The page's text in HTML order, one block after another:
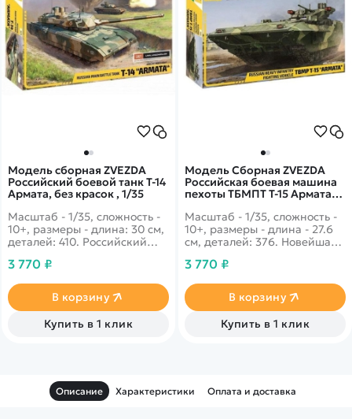
Модель сборная ZVEZDA
Российский боевой танк Т-14
Армата, без красок , 1/35
Масштаб - 1/35, сложность -
10+, размеры - длина: 30 см,
деталей: 410. Российский
вооружение российской
Интересен тем, что в башне
танка этой модели не сидят
люди, а сидят в отдельном
месте, специально
3 770 ₽
В корзину
Купить в 1 клик
Модель Сборная ZVEZDA
Российская боевая машина
пехоты ТБМПТ Т-15 Армата
Масштаб - 1/35, сложность -
10+, размеры - длина - 27.6
см, деталей: 376. Новейшая
военной промышленности, с
защиты на уровне танка. Так
же присутствуют ракетные
носители.
3 770 ₽
В корзину
Купить в 1 клик
Описание Характеристики Оплата и доставка